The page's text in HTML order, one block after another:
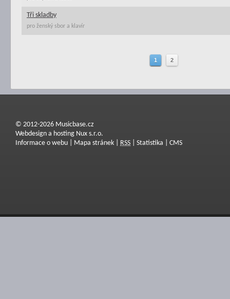
Tři skladby
pro ženský sbor a klavír
1 2
© 2012-2026 Musicbase.cz
Webdesign a hosting Nux s.r.o.
Informace o webu
Mapa stránek RSS Statistika CMS